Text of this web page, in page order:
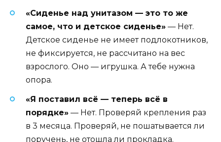
«Сиденье над унитазом — это то же
самое, что и детское сиденье» — Нет.
Детское сиденье не имеет подлокотников,
не фиксируется, не рассчитано на вес
взрослого. Оно — игрушка. А тебе нужна
опора.
«Я поставил всё — теперь всё в
порядке» — Нет. Проверяй крепления раз
в 3 месяца. Проверяй, не пошатывается ли
поручень, не отошла ли прокладка.